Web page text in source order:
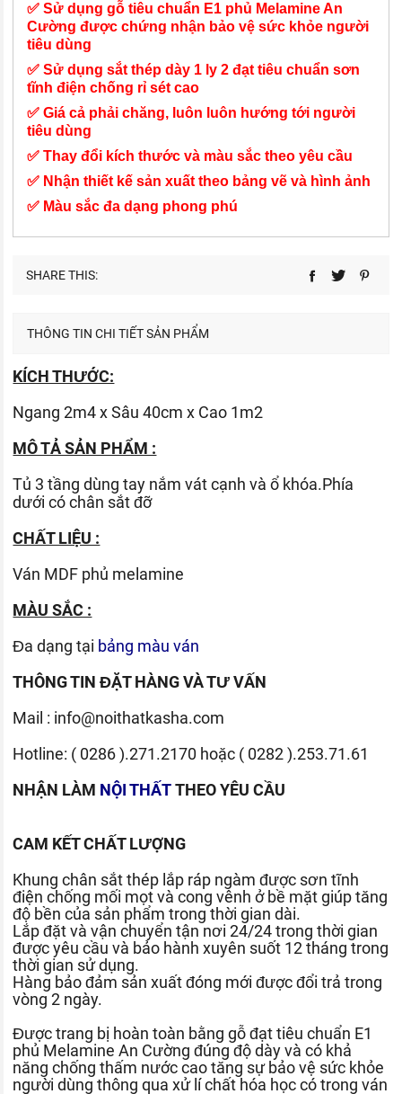
✅ Sử dụng gỗ tiêu chuẩn E1 phủ Melamine An
Cường được chứng nhận bảo vệ sức khỏe người
tiêu dùng
✅ Sử dụng sắt thép dày 1 ly 2 đạt tiêu chuẩn sơn
tĩnh điện chống rỉ sét cao
✅ Giá cả phải chăng, luôn luôn hướng tới người
tiêu dùng
✅ Thay đổi kích thước và màu sắc theo yêu cầu
✅ Nhận thiết kế sản xuất theo bảng vẽ và hình ảnh
✅ Màu sắc đa dạng phong phú
SHARE THIS:
THÔNG TIN CHI TIẾT SẢN PHẨM
KÍCH THƯỚC:
Ngang 2m4 x Sâu 40cm x Cao 1m2
MÔ TẢ SẢN PHẨM :
Tủ 3 tầng dùng tay nắm vát cạnh và ổ khóa.Phía
dưới có chân sắt đỡ
CHẤT LIỆU :
Ván MDF phủ melamine
MÀU SẮC :
Đa dạng tại bảng màu ván
THÔNG TIN ĐẶT HÀNG VÀ TƯ VẤN
Mail : info@noithatkasha.com
Hotline: ( 0286 ).271.2170 hoặc ( 0282 ).253.71.61
NHẬN LÀM NỘI THẤTTHEO YÊU CẦU
CAM KẾT CHẤT LƯỢNG
Khung chân sắt thép lắp ráp ngàm được sơn tĩnh
điện chống mối mọt và cong vênh ở bề mặt giúp tăng
độ bền của sản phẩm trong thời gian dài.
Lắp đặt và vận chuyển tận nơi 24/24 trong thời gian
được yêu cầu và bảo hành xuyên suốt 12 tháng trong
thời gian sử dụng.
Hàng bảo đảm sản xuất đóng mới được đổi trả trong
vòng 2 ngày.
Được trang bị hoàn toàn bằng gỗ đạt tiêu chuẩn E1
phủ Melamine An Cường đúng độ dày và có khả
năng chống thấm nước cao tăng sự bảo vệ sức khỏe
người dùng thông qua xử lí chất hóa học có trong ván